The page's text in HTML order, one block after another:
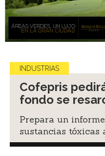
INDUSTRIAS
Cofepris
fondo se
Prepara un
sustancias tóxicas